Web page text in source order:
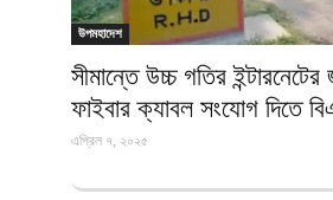
উপমহাদেশ
সীমান্তে উচ্চ গতির
ফাইবার ক্যাবল সংযোগ দিতে
এপ্রিল ৭, ২০২৫